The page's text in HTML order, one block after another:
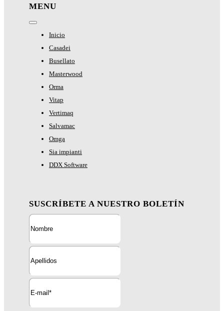
MENU
Toggle
Navigation
Inicio
Casadei
Busellato
Masterwood
Orma
Vitap
Vertimaq
Salvamac
Omga
Sia impianti
DDX Software
SUSCRÍBETE A NUESTRO BOLETÍN